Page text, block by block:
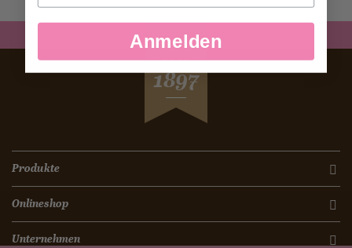
SEIT
1897
Produkte
Onlineshop
Unternehmen
Anmelden